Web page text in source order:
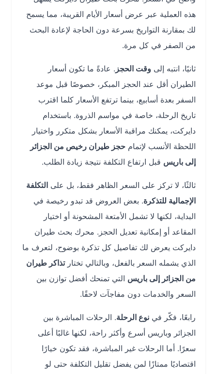
هذه العملية عبر عرض أسعار الأيام القريبة، مما يسمح
لك بمقارنة التواريخ بسرعة دون الحاجة لإعادة البحث
من الصفر في كل مرة.
ثانيًا، انتبه إلىوقت الحجز . عادةً ما تكون أسعار
الطيران أقل عند الحجز المبكر، خصوصًا قبل موعد
السفر بعدة أسابيع، بينما ترتفع الأسعار كلما اقترب
تاريخ الرحلة، خاصة في مواسم الذروة. باستخدام
دايركت، يمكنك مراقبة الأسعار بشكل متكرر واختيار
اللحظة الأنسب لإتمامحجز طيران رخيص من الجزائر
إلى باريسقبل ارتفاع التكلفة نتيجة زيادة الطلب.
ثالثًا، لا تركز على السعر الظاهر فقط، بل علىالتكلفة
الإجمالية للتذكرة. بعض العروض قد تبدو رخيصة في
البداية، لكنها لا تشمل الأمتعة المشحونة أو اختيار
المقاعد أو إمكانية تعديل الحجز. محرك بحث طيران
دايركت يعرض لك تفاصيل كل تذكرة بوضوح، لتعرف ما
الذي يشمله السعر بالفعل، وبالتالي تختار تذاكر طيران
من الجزائر إلى باريسالتي تمنحك أفضل توازن بين
السعر والخدمات دون مفاجآت لاحقًا.
رابعًا، فكّر فينوع الرحلة. الرحلات المباشرة بين
الجزائر وباريس أسرع وأكثر راحة، لكنها غالبًا أعلى
سعرًا. أما الرحلات غير المباشرة، فقد تكون خيارًا
اقتصاديًا ممتازًا لمن يفضل تقليل التكلفة حتى لو